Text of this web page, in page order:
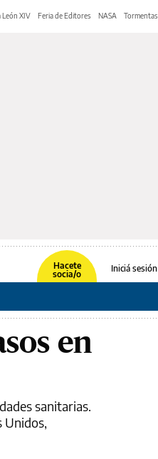
León XIV Feria de Editores NASA Tormentas
Hacete
socia/o
Iniciá sesión
en
sanitarias.
Unidos,